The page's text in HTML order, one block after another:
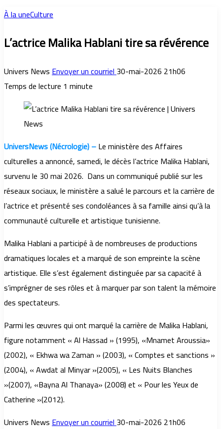
À la uneCulture
L’actrice Malika Hablani tire sa révérence
Univers NewsEnvoyer un courriel30-mai-2026 21h06
Temps de lecture 1 minute
UniversNews (Nécrologie) –Le ministère des Affaires
culturelles a annoncé, samedi, le décès l’actrice Malika Hablani,
survenu le 30 mai 2026. Dans un communiqué publié sur les
réseaux sociaux, le ministère a salué le parcours et la carrière de
l’actrice et présenté ses condoléances à sa famille ainsi qu’à la
communauté culturelle et artistique tunisienne.
Malika Hablani a participé à de nombreuses de productions
dramatiques locales et a marqué de son empreinte la scène
artistique. Elle s’est également distinguée par sa capacité à
s’imprégner de ses rôles et à marquer par son talent la mémoire
des spectateurs.
Parmi les œuvres qui ont marqué la carrière de Malika Hablani,
figure notamment « Al Hassad » (1995), «Mnamet Aroussia»
(2002), « Ekhwa wa Zaman » (2003), « Comptes et sanctions »
(2004), « Awdat al Minyar »(2005), « Les Nuits Blanches
»(2007), «Bayna Al Thanaya» (2008) et « Pour les Yeux de
Catherine »(2012).
Univers NewsEnvoyer un courriel30-mai-2026 21h06